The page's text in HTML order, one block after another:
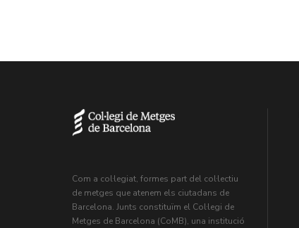
Com a col·legiat, formes part del col·lectiu
de metges que atenem els ciutadans de
Barcelona. Junts constituïm el Col·legi de
Metges de Barcelona (CoMB), una institució